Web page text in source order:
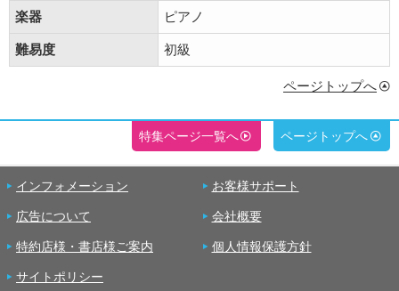
楽器 ピアノ
難易度 初級
ページトップへ
特集ページ一覧へ ページトップへ
インフォメーション お客様サポート
広告について 会社概要
特約店様・書店様ご案内 個人情報保護方針
サイトポリシー